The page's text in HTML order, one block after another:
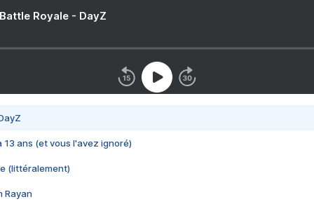
Royale - DayZ
13 ans (et vous l'avez ignoré)
(littéralement)
Rayan